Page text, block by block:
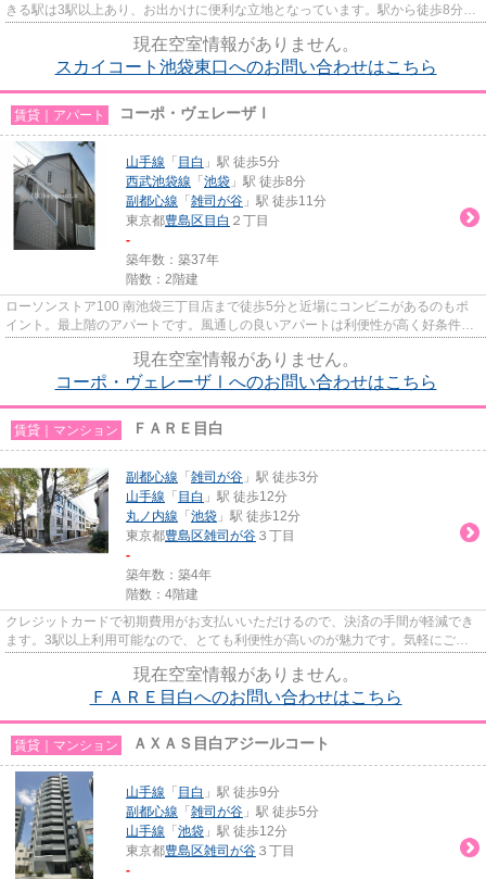
きる駅は3駅以上あり、お出かけに便利な立地となっています。駅から徒歩8分の
現在空室情報がありません。
スカイコート池袋東口へのお問い合わせはこちら
賃貸｜アパート コーポ・ヴェレーザⅠ
山手線 「 目白 」駅 徒歩5分
西武池袋線 「 池袋 」駅 徒歩8分
副都心線 「 雑司が谷 」駅 徒歩11分
東京都豊島区 目白 ２丁目
-
築年数：築37年
階数：2階建
ローソンストア100 南池袋三丁目店まで徒歩5分と近場にコンビニがあるのもポ
イント。最上階のアパートです。風通しの良いアパートは利便性が高く好条件で
現在空室情報がありません。
コーポ・ヴェレーザⅠへのお問い合わせはこちら
賃貸｜マンション ＦＡＲＥ目白
副都心線 「 雑司が谷 」駅 徒歩3分
山手線 「 目白 」駅 徒歩12分
丸ノ内線 「 池袋 」駅 徒歩12分
東京都豊島区雑司が谷 ３丁目
-
築年数：築4年
階数：4階建
クレジットカードで初期費用がお支払いいただけるので、決済の手間が軽減でき
ます。3駅以上利用可能なので、とても利便性が高いのが魅力です。気軽にごみ
現在空室情報がありません。
ＦＡＲＥ目白へのお問い合わせはこちら
賃貸｜マンション ＡＸＡＳ目白アジールコート
山手線 「 目白 」駅 徒歩9分
副都心線 「 雑司が谷 」駅 徒歩5分
山手線 「 池袋 」駅 徒歩12分
東京都豊島区雑司が谷 ３丁目
-